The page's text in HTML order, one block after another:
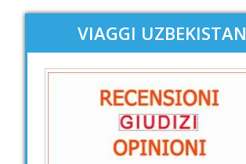
VIAGGI UZBEKISTAN